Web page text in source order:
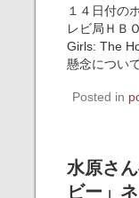
１４日付の
レビ局ＨＢ
Girls: The
懸念につい
Posted in
水原さ
ビー」